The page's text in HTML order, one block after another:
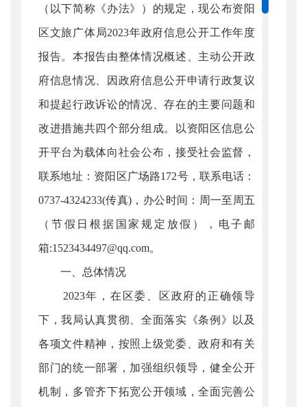
（以下简称《办法》）的规定，现公布资阳
区文旅广体局2023年政府信息公开工作年度
报告。本报告由整体情况概述、主动公开政
府信息情况、因政府信息公开申请行政复议
和提起行政诉讼的情况、存在的主要问题和
改进措施共四个部分组成。以资阳区信息公
开平台为载体向社会公布，接受社会监督，
联系地址：资阳区广场路172号，联系电话：
0737-4324233(传真)，办公时间：周一至周五
（节假日根据国家规定放假），电子邮
箱:1523434497@qq.com。
一、总体情况
2023年，在区委、区政府的正确领导
下，我局认真贯彻、全面落实《条例》以及
各项文件精神，按照上级党委、政府和有关
部门的统一部署，加强组织领导，健全公开
机制，多管齐下拓宽公开领域，全面完善公